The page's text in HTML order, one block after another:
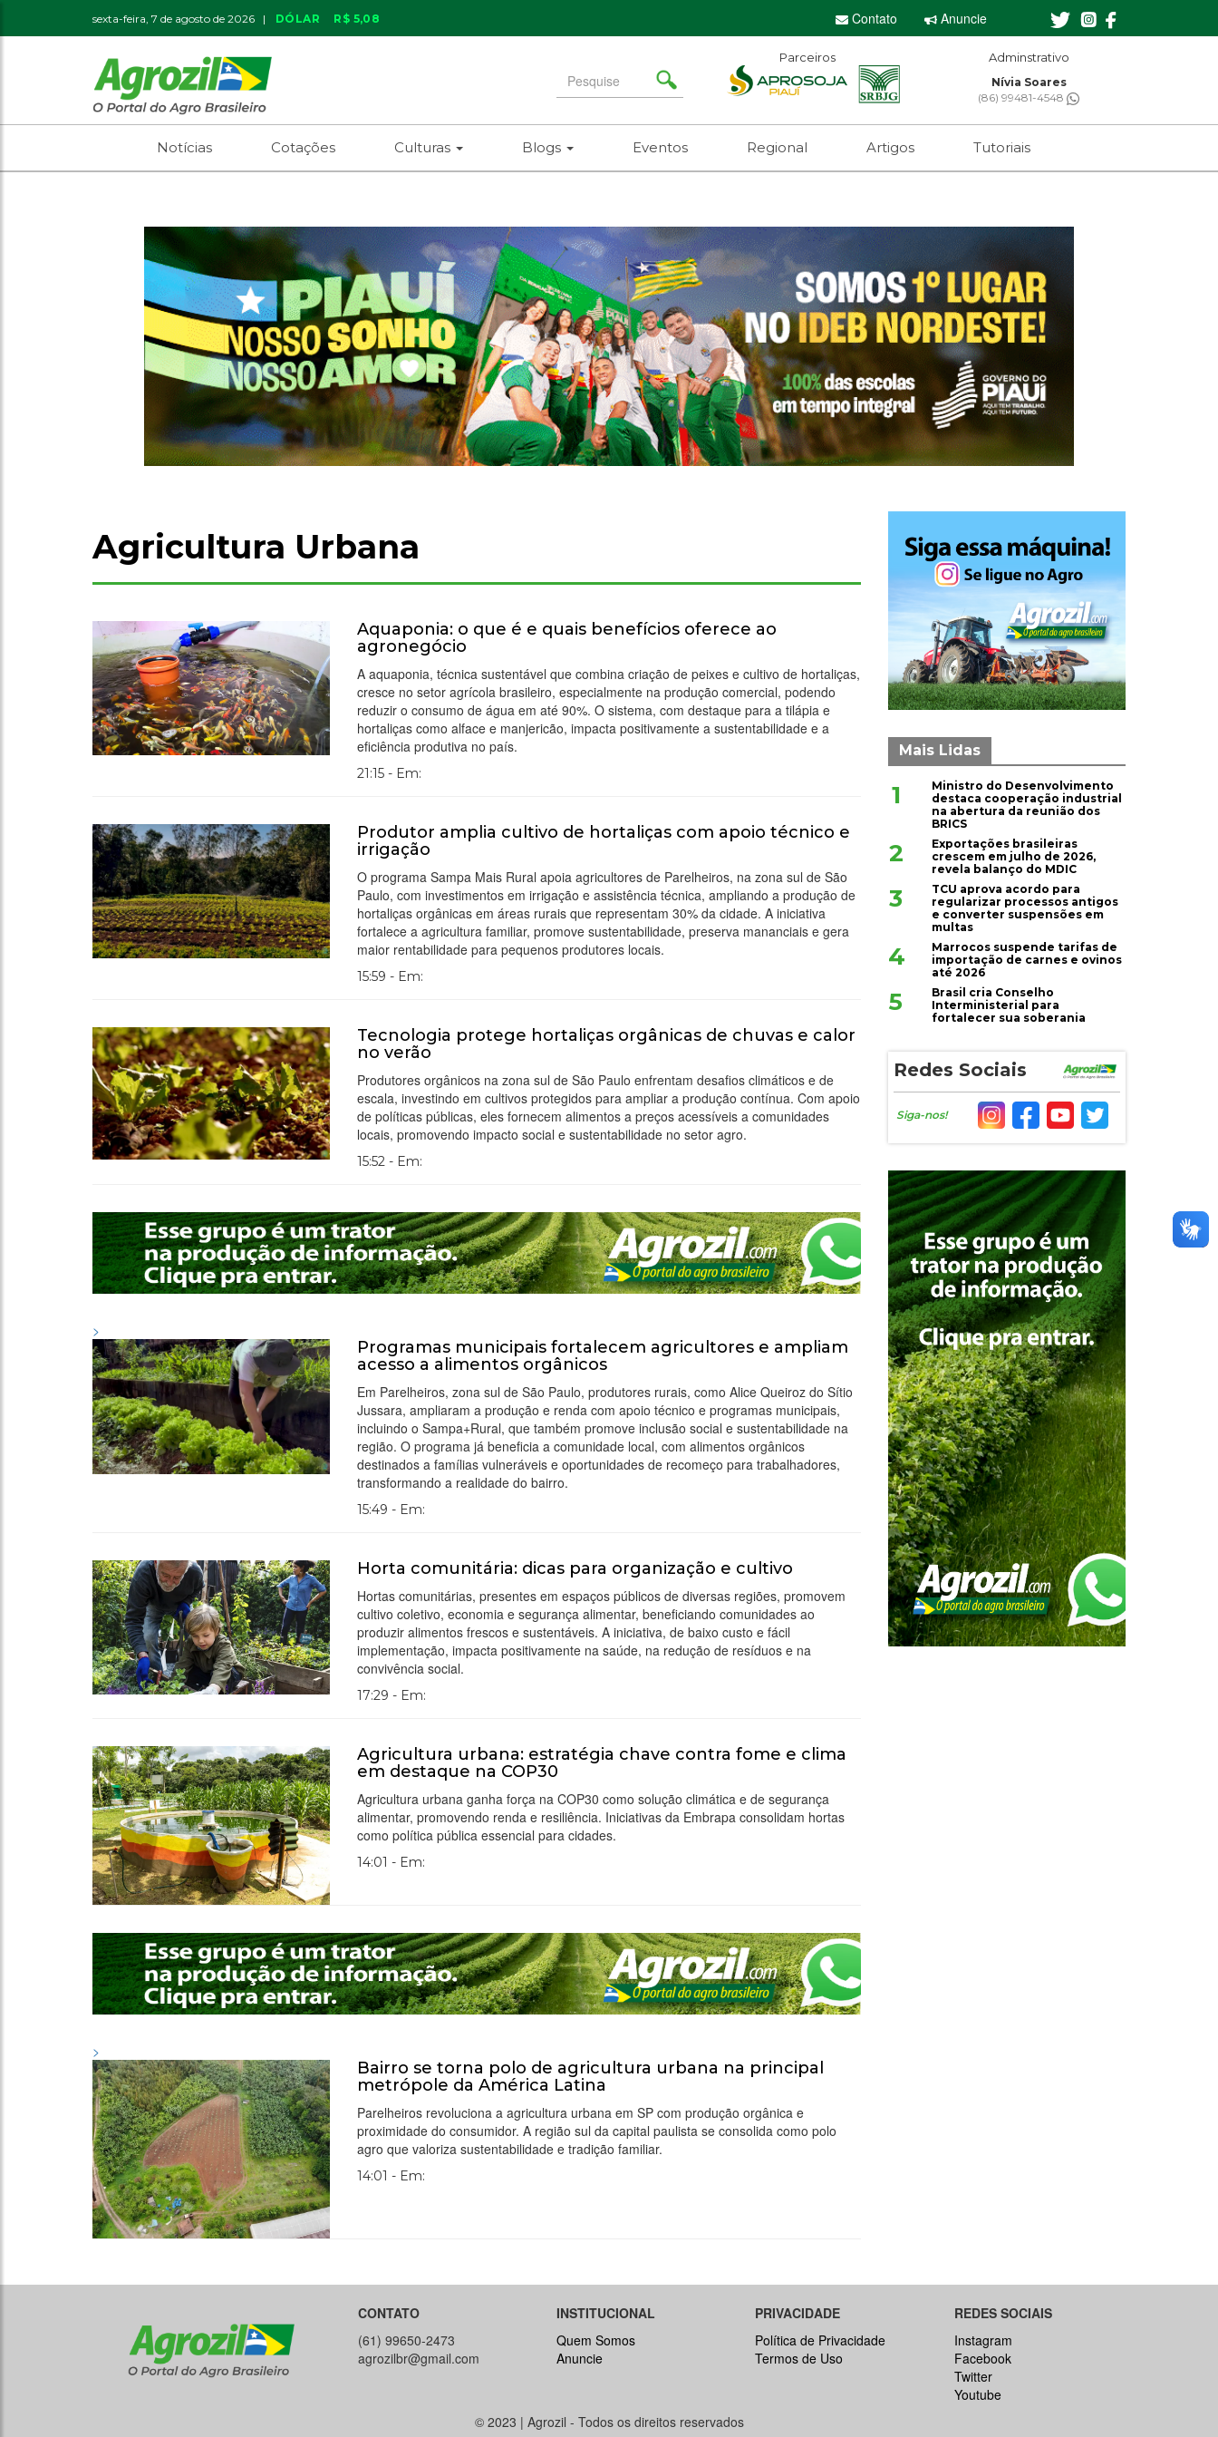
sexta-feira, 7 de agosto de 2026 | DÓLAR R$ 5,08 Contato Anuncie
Search
for
Parceiros Adminstrativo
Nívia Soares
(86) 99481-4548
Notícias Cotações Culturas Blogs Eventos Regional Artigos Tutoriais
Agricultura Urbana
Aquaponia: o que é e quais benefícios oferece ao
agronegócio
A aquaponia, técnica sustentável que combina criação de peixes e cultivo de hortaliças,
cresce no setor agrícola brasileiro, especialmente na produção comercial, podendo
reduzir o consumo de água em até 90%. O sistema, com destaque para a tilápia e
hortaliças como alface e manjericão, impacta positivamente a sustentabilidade e a
eficiência produtiva no país.
21:15 - Em:
Produtor amplia cultivo de hortaliças com apoio técnico e
irrigação
O programa Sampa Mais Rural apoia agricultores de Parelheiros, na zona sul de São
Paulo, com investimentos em irrigação e assistência técnica, ampliando a produção de
hortaliças orgânicas em áreas rurais que representam 30% da cidade. A iniciativa
fortalece a agricultura familiar, promove sustentabilidade, preserva mananciais e gera
maior rentabilidade para pequenos produtores locais.
15:59 - Em:
Tecnologia protege hortaliças orgânicas de chuvas e calor
no verão
Produtores orgânicos na zona sul de São Paulo enfrentam desafios climáticos e de
escala, investindo em cultivos protegidos para ampliar a produção contínua. Com apoio
de políticas públicas, eles fornecem alimentos a preços acessíveis a comunidades
locais, promovendo impacto social e sustentabilidade no setor agro.
15:52 - Em:
>
Programas municipais fortalecem agricultores e ampliam
acesso a alimentos orgânicos
Em Parelheiros, zona sul de São Paulo, produtores rurais, como Alice Queiroz do Sítio
Jussara, ampliaram a produção e renda com apoio técnico e programas municipais,
incluindo o Sampa+Rural, que também promove inclusão social e sustentabilidade na
região. O programa já beneficia a comunidade local, com alimentos orgânicos
destinados a famílias vulneráveis e oportunidades de recomeço para trabalhadores,
transformando a realidade do bairro.
15:49 - Em:
Horta comunitária: dicas para organização e cultivo
Hortas comunitárias, presentes em espaços públicos de diversas regiões, promovem
cultivo coletivo, economia e segurança alimentar, beneficiando comunidades ao
produzir alimentos frescos e sustentáveis. A iniciativa, de baixo custo e fácil
implementação, impacta positivamente na saúde, na redução de resíduos e na
convivência social.
17:29 - Em:
Agricultura urbana: estratégia chave contra fome e clima
em destaque na COP30
Agricultura urbana ganha força na COP30 como solução climática e de segurança
alimentar, promovendo renda e resiliência. Iniciativas da Embrapa consolidam hortas
como política pública essencial para cidades.
14:01 - Em:
>
Bairro se torna polo de agricultura urbana na principal
metrópole da América Latina
Parelheiros revoluciona a agricultura urbana em SP com produção orgânica e
proximidade do consumidor. A região sul da capital paulista se consolida como polo
agro que valoriza sustentabilidade e tradição familiar.
14:01 - Em:
Mais Lidas
1
Ministro do Desenvolvimento
destaca cooperação industrial
na abertura da reunião dos
BRICS
2
Exportações brasileiras
crescem em julho de 2026,
revela balanço do MDIC
3
TCU aprova acordo para
regularizar processos antigos
e converter suspensões em
multas
4
Marrocos suspende tarifas de
importação de carnes e ovinos
até 2026
5
Brasil cria Conselho
Interministerial para
fortalecer sua soberania
Redes Sociais
Siga-nos!
CONTATO
(61) 99650-2473
agrozilbr@gmail.com
INSTITUCIONAL
Quem Somos
Anuncie
PRIVACIDADE
Política de Privacidade
Termos de Uso
REDES SOCIAIS
Instagram
Facebook
Twitter
Youtube
© 2023 | Agrozil - Todos os direitos reservados